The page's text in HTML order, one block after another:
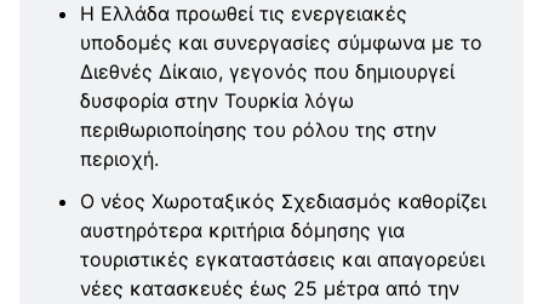
Η Ελλάδα προωθεί τις ενεργειακές
υποδομές και συνεργασίες σύμφωνα με το
Διεθνές Δίκαιο, γεγονός που δημιουργεί
δυσφορία στην Τουρκία λόγω
περιθωριοποίησης του ρόλου της στην
περιοχή.
Ο νέος Χωροταξικός Σχεδιασμός καθορίζει
αυστηρότερα κριτήρια δόμησης για
τουριστικές εγκαταστάσεις και απαγορεύει
νέες κατασκευές έως 25 μέτρα από την